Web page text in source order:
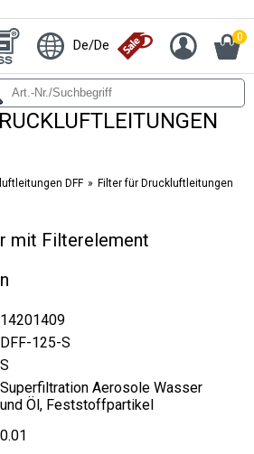
De/De 0
DFF
Filter für Druckluftleitungen
mit Filterelement
14201409
DFF-125-S
S
Superfiltration Aerosole Wasser
und Öl, Feststoffpartikel
0.01